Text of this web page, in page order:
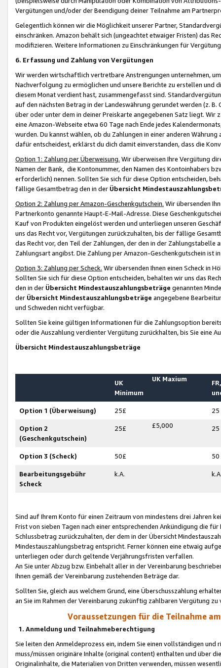
Vergütungen und/oder der Beendigung deiner Teilnahme am
Gelegentlich können wir die Möglichkeit unserer Partner,
einschränken. Amazon behält sich (ungeachtet etwaiger Fristen) das
modifizieren. Weitere Informationen zu Einschränkungen für
6. Erfassung und Zahlung von Vergütungen
Wir werden wirtschaftlich vertretbare Anstrengungen unternehmen,
Nachverfolgung zu ermöglichen und unsere Berichte zu erstellen und
diesem Monat verdient hast, zusammengefasst sind.
auf den nächsten Betrag in der Landeswährung gerundet werden (z.
über oder unter dem in deiner Preiskarte angegebenen Satz liegt.
eine Amazon-Webseite etwa 60 Tage nach Ende jedes
wurden. Du kannst wählen, ob du Zahlungen in einer anderen
dafür entscheidest, erklärst du dich damit einverstanden, dass die
Option 1: Zahlung per Überweisung. Wir überweisen Ihre Vergütung
Namen der Bank, die Kontonummer, den Namen des Kontoinhabers
erforderlich) nennen. Sollten Sie sich für diese Option entscheiden,
fällige Gesamtbetrag den in der Übersicht
Option 2: Zahlung per Amazon-Geschenkgutschein. Wir übersenden
Partnerkonto genannte Haupt-E-Mail-Adresse. Diese
Kauf von Produkten eingelöst werden und unterliegen unseren
uns das Recht vor, Vergütungen zurückzuhalten, bis der fällige
das Recht vor, den Teil der Zahlungen, der den in der
Zahlungsart angibst. Die Zahlung per Amazon-Geschenkgutschein ist
Option 3: Zahlung per Scheck. Wir übersenden Ihnen einen Scheck in
Sollten Sie sich für diese Option entscheiden, behalten wir uns das
den in der Übersicht Mindestauszahlungsbeträge genannten
der Übersicht Mindestauszahlungsbeträge angegebene
und Schweden nicht verfügbar.
Sollten Sie keine gültigen Informationen für die Zahlungsoption
oder die Auszahlung verdienter Vergütung zurückhalten, bis Sie
Übersicht Mindestauszahlungsbeträge
UK
Minimum
UK Maxium
Option 1 (Überweisung) 25£ 25
Option 2
(Geschenkgutschein)
25£ £5,000 25
Option 3 (Scheck) 50£ 50
Bearbeitungsgebühr
Scheck
k.A.
Sind auf Ihrem Konto für einen Zeitraum von mindestens drei Jahren
Frist von sieben Tagen nach einer entsprechenden Ankündigung die
Schlussbetrag zurückzuhalten, der dem in der Übersicht
Mindestauszahlungsbetrag entspricht. Ferner können eine etwaig
unterliegen oder durch geltende Verjährungsfristen verfallen.
An Sie unter Abzug bzw. Einbehalt aller in der Vereinbarung
Ihnen gemäß der Vereinbarung zustehenden Beträge dar.
Sollten Sie, gleich aus welchem Grund, eine Überschusszahlung
an Sie im Rahmen der Vereinbarung zukünftig zahlbaren Vergütung zu
Voraussetzungen für die Teilnahme
1. Anmeldung und Teilnahmeberechtigung
Sie leiten den Anmeldeprozess ein, indem Sie einen vollständigen
muss/müssen originäre Inhalte (original content) enthalten und über
Originalinhalte, die Materialien von Dritten verwenden, müssen